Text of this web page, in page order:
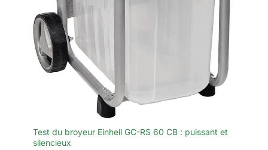
d'une technologie de tension de
chaîne. La tension de la chaîne
peut être facilement ajustée en
tournant simplement le bouton
de tension. La lubrification de la
chaîne est automatique grâce au
réservoir d'huile intégré d'une
capacité de 90 ml. 🌿CONTENU
DE LA LIVRAISON : élagueur
télescopique sans fil, épée,
chaîne de scie, protège-épée,
taille-haie télescopique sans fil,
manuel d'instructions.
Test du broyeur Einhell GC-RS 60 CB : puissant et
silencieux